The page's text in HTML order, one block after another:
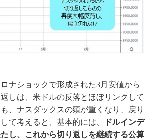
ナショックで形成された3月安値から
しは、米ドルの反落とほぼリンクして
、ナスダックスの頭が重くなり、戻り
て考えると、基本的には、
ドルインデ
し、これから切り返しを継続する公算